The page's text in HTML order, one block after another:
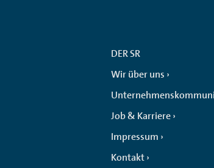
DER SR
Wir über uns
Job & Karriere
Impressum
Kontakt